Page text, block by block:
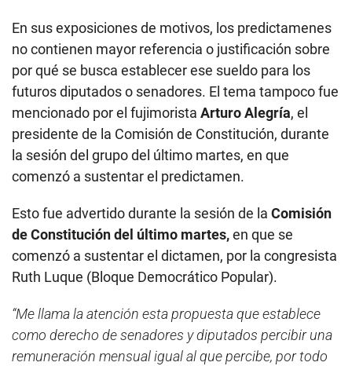
En sus exposiciones de motivos, los predictamenes
no contienen mayor referencia o justificación sobre
por qué se busca establecer ese sueldo para los
futuros diputados o senadores. El tema tampoco fue
mencionado por el fujimorista Arturo Alegría, el
presidente de la Comisión de Constitución, durante
la sesión del grupo del último martes, en que
comenzó a sustentar el predictamen.
Esto fue advertido durante la sesión de la Comisión
de Constitución del último martes,en que se
comenzó a sustentar el dictamen, por la congresista
Ruth Luque (Bloque Democrático Popular).
“Me llama la atención esta propuesta que establece
como derecho de senadores y diputados percibir una
remuneración mensual igual al que percibe, por todo